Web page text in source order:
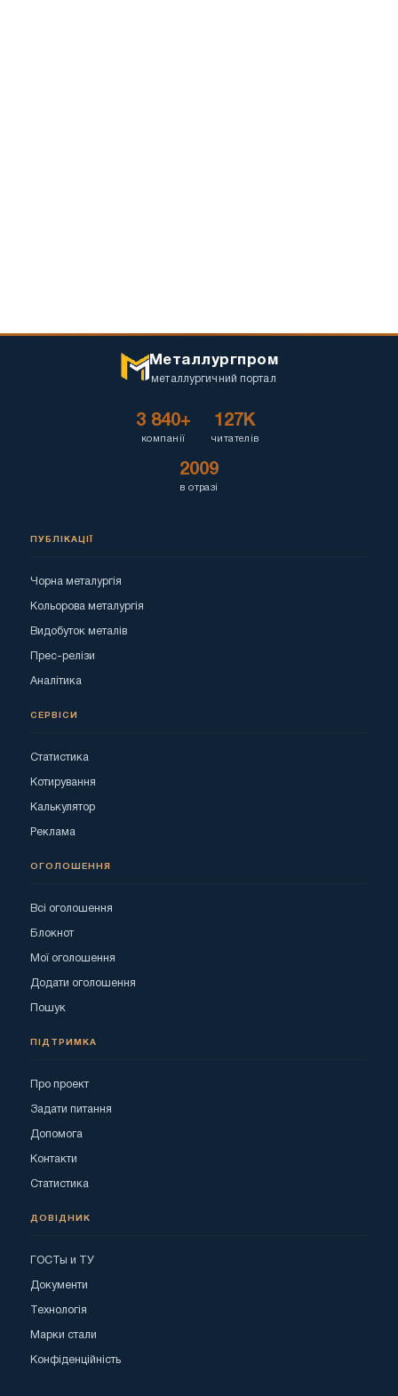
Металлургпром
металлургичний портал
3 840+
компанії
127K
читателів
2009
в отразі
ПУБЛІКАЦІЇ
Чорна металургія
Кольорова металургія
Видобуток металів
Прес-релізи
Аналітика
СЕРВІСИ
Статистика
Котирування
Калькулятор
Реклама
ОГОЛОШЕННЯ
Всі оголошення
Блокнот
Мої оголошення
Додати оголошення
Пошук
ПІДТРИМКА
Про проект
Задати питання
Допомога
Контакти
Статистика
ДОВІДНИК
ГОСТы и ТУ
Документи
Технологія
Марки стали
Конфіденційність